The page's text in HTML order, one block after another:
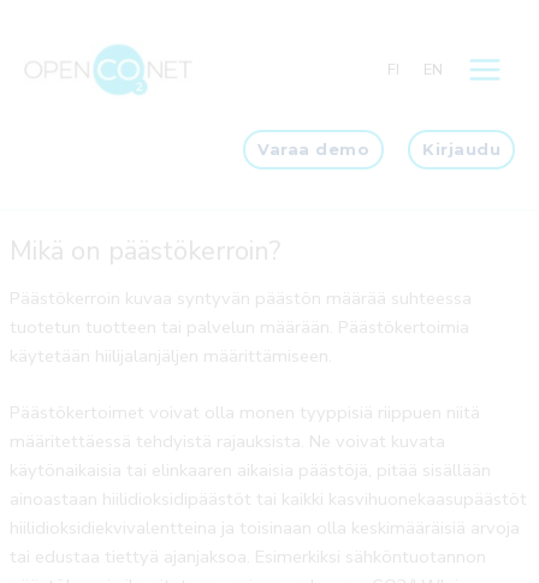
sisältöön
FI EN
Varaa demo Kirjaudu
Mikä on päästökerroin?
Päästökerroin kuvaa syntyvän päästön määrää suhteessa
tuotetun tuotteen tai palvelun määrään. Päästökertoimia
käytetään hiilijalanjäljen määrittämiseen.
Päästökertoimet voivat olla monen tyyppisiä riippuen niitä
määritettäessä tehdyistä rajauksista. Ne voivat kuvata
käytönaikaisia tai elinkaaren aikaisia päästöjä, pitää sisällään
ainoastaan hiilidioksidipäästöt tai kaikki kasvihuonekaasupäästöt
hiilidioksidiekvivalentteina ja toisinaan olla keskimääräisiä arvoja
tai edustaa tiettyä ajanjaksoa. Esimerkiksi sähköntuotannon